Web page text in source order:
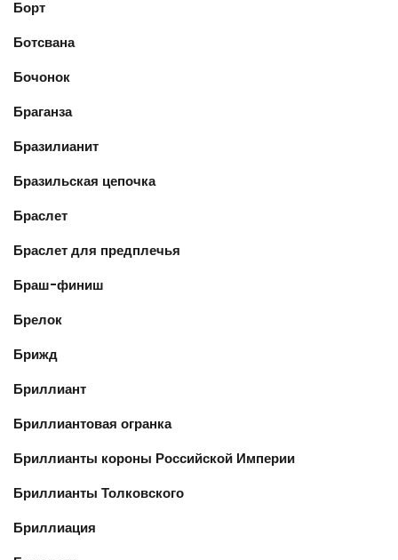
Борт
Ботсвана
Бочонок
Браганза
Бразилианит
Бразильская цепочка
Браслет
Браслет для предплечья
Браш-финиш
Брелок
Брижд
Бриллиант
Бриллиантовая огранка
Бриллианты короны Российской Империи
Бриллианты Толковского
Бриллиация